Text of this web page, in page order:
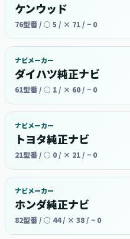
ケンウッド
76型番 / ○ 5 / × 71 / − 0
ナビメーカー
ダイハツ純正ナビ
61型番 / ○ 1 / × 60 / − 0
ナビメーカー
トヨタ純正ナビ
21型番 / ○ 0 / × 21 / − 0
ナビメーカー
ホンダ純正ナビ
82型番 / ○ 44 / × 38 / − 0